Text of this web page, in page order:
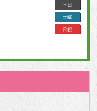
平日
土曜
日祝